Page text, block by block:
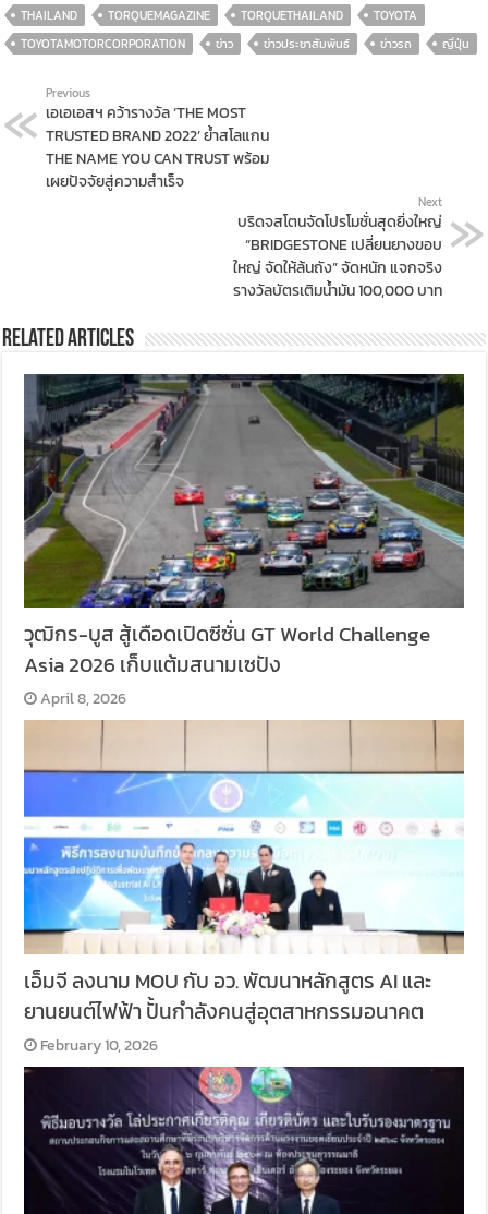
THAILAND
TORQUEMAGAZINE TORQUETHAILAND
TOYOTA
TOYOTAMOTORCORPORATION
ข่าว ข่าวประชาสัมพันธ์ ข่าวรถ ญี่ปุ่น
Previous
เอเอเอสฯ คว้ารางวัล ‘THE MOST
TRUSTED BRAND 2022’ ย้ำสโลแกน
THE NAME YOU CAN TRUST พร้อม
เผยปัจจัยสู่ความสำเร็จ
Next
บริดจสโตนจัดโปรโมชั่นสุดยิ่งใหญ่
“BRIDGESTONE เปลี่ยนยางขอบ
ใหญ่ จัดให้ล้นถัง” จัดหนัก แจกจริง
รางวัลบัตรเติมน้ำมัน 100,000 บาท
Related Articles
วุฒิกร-บูส สู้เดือดเปิดซีซั่น GT World Challenge
Asia 2026 เก็บแต้มสนามเซปัง
April 8, 2026
เอ็มจี ลงนาม MOU กับ อว. พัฒนาหลักสูตร AI และ
ยานยนต์ไฟฟ้า ปั้นกำลังคนสู่อุตสาหกรรมอนาคต
February 10, 2026